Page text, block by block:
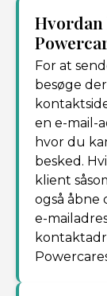
Hvordan
For at
besøge
en e-mail-
hvor du
besked.
klient
også åbne
e-